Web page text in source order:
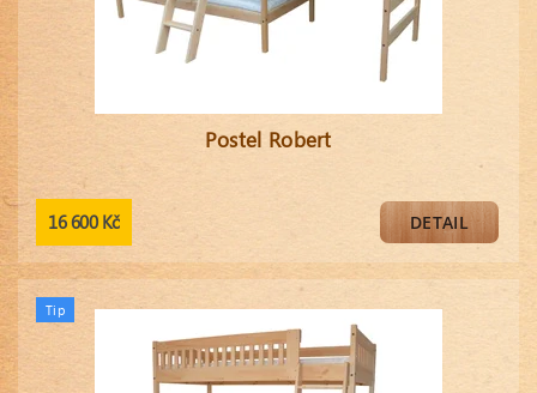
Postel Robert
16 600 Kč DETAIL
Tip